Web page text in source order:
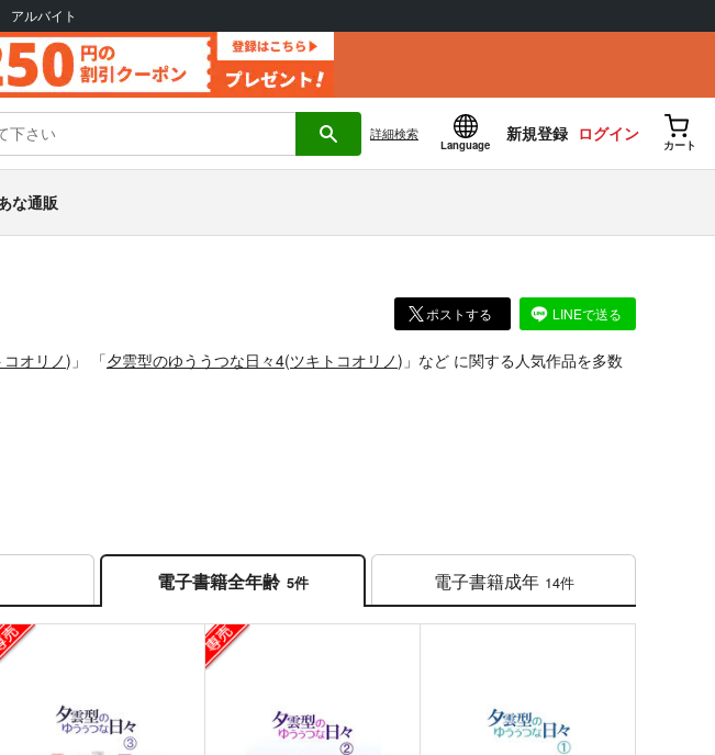
アルバイト
詳細検索
Language
新規登録 ログイン
カート
な通販
ポストする LINEで送る
オリノ)」 「夕雲型のゆううつな日々4(ツキトコオリノ)」 など に関する人気作品を多数
電子書籍全年齢 5件 電子書籍成年 14件